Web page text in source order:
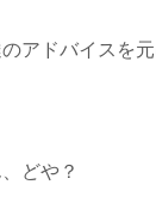
アドバイスを
どや？